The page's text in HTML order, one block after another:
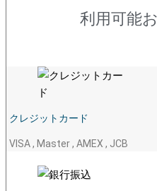
利用可能
クレジットカード
VISA , Master , AMEX , JCB